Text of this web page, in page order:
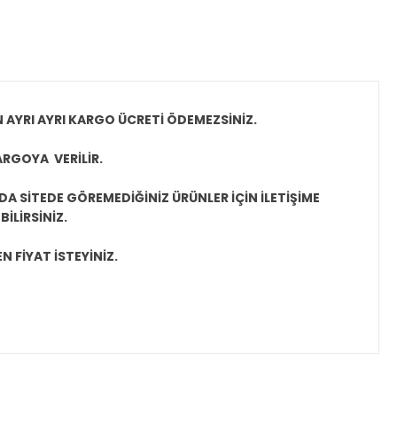
AYRI KARGO ÜCRETİ ÖDEMEZSİNİZ.
VERİLİR.
SİTEDE GÖREMEDİĞİNİZ ÜRÜNLER İÇİN İLETİŞİME
FİYAT İSTEYİNİZ.